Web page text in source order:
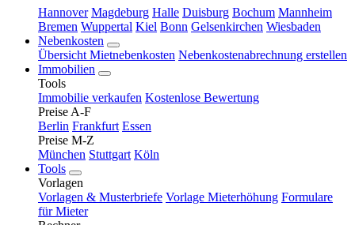
Hannover Magdeburg Halle Duisburg Bochum Mannheim
Bremen Wuppertal Kiel Bonn Gelsenkirchen Wiesbaden
Nebenkosten
Übersicht Mietnebenkosten Nebenkostenabrechnung erstellen
Immobilien
Tools
Immobilie verkaufen Kostenlose Bewertung
Preise A-F
Berlin Frankfurt Essen
Preise M-Z
München Stuttgart Köln
Tools
Vorlagen
Vorlagen & Musterbriefe Vorlage Mieterhöhung Formulare
für Mieter